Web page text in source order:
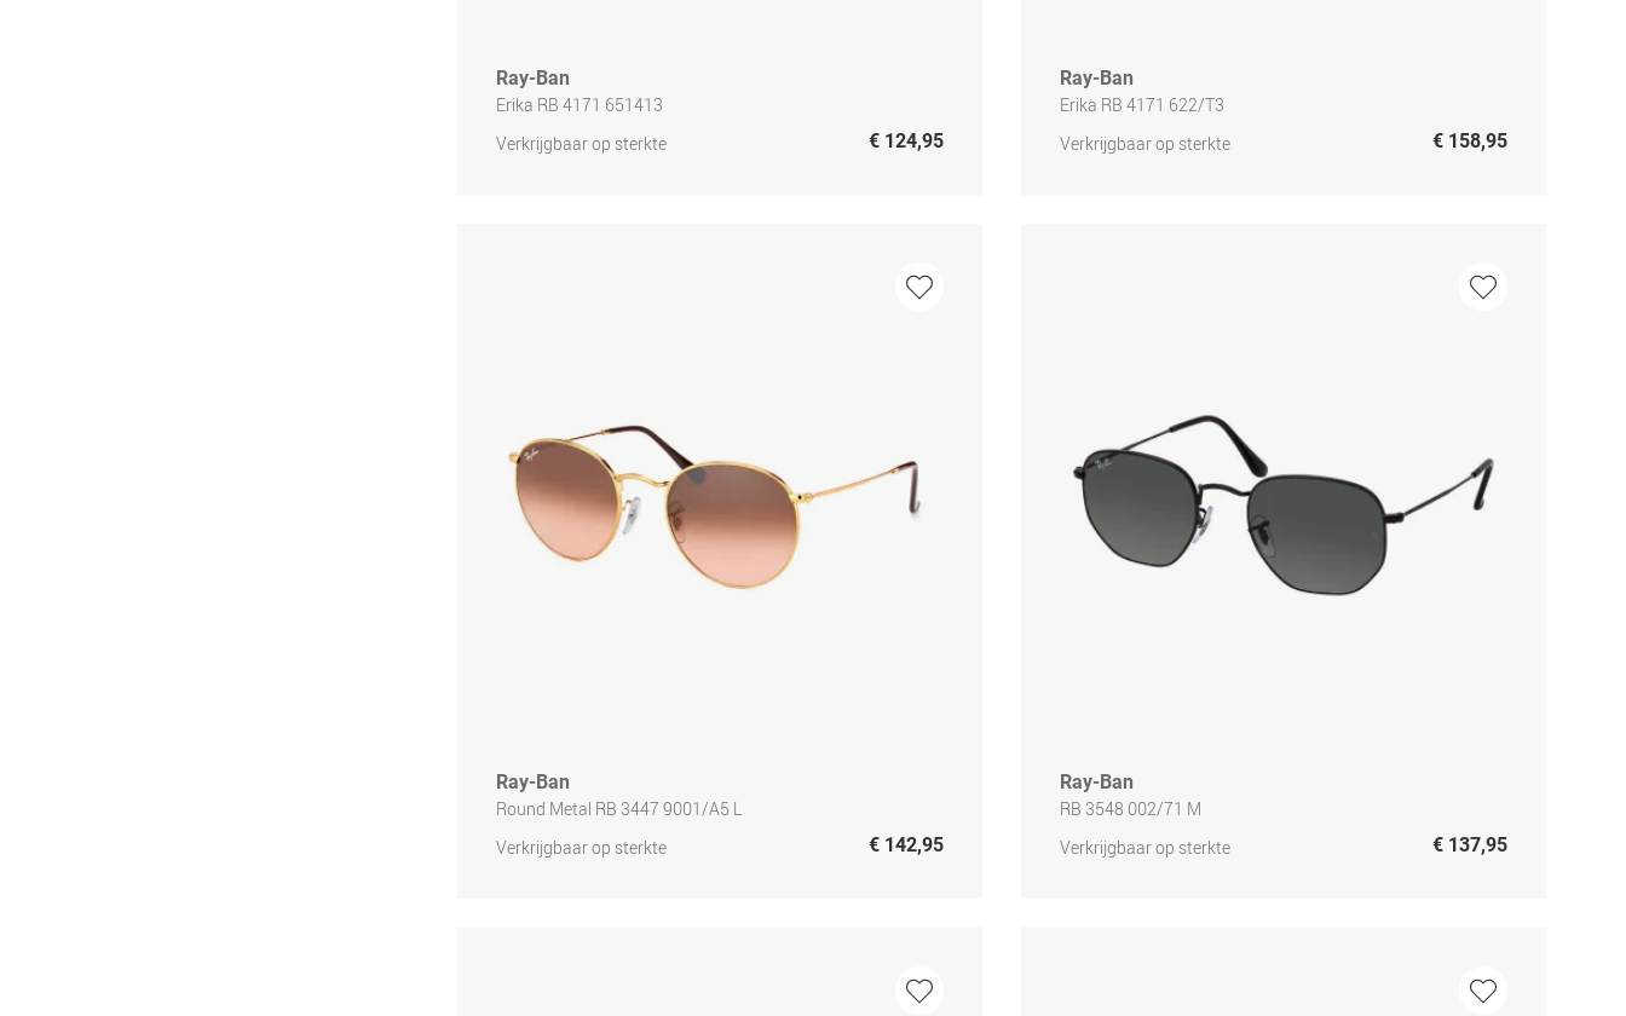
Ray-Ban
Erika RB 4171 651413
Verkrijgbaar op sterkte
€ 124,95
Ray-Ban
Erika RB 4171 622/T3
Verkrijgbaar op sterkte
€ 158,95
Ray-Ban
Round Metal RB 3447 9001/A5 L
Verkrijgbaar op sterkte
€ 142,95
Ray-Ban
RB 3548 002/71 M
Verkrijgbaar op sterkte
€ 137,95